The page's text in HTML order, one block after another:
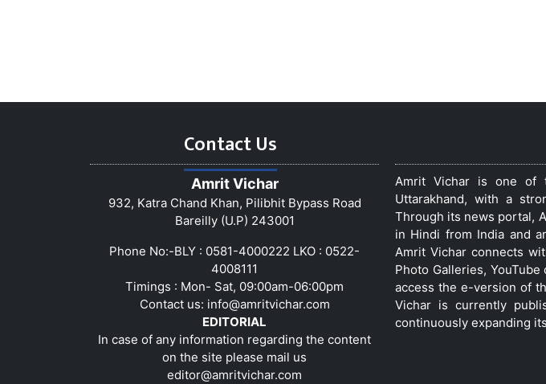
Contact Us
Amrit Vichar
932, Katra Chand Khan, Pilibhit Bypass Road
Bareilly (U.P) 243001
Phone No:-BLY : 0581-4000222 LKO : 0522-
4008111
Timings : Mon- Sat, 09:00am-06:00pm
Contact us: info@amritvichar.com
EDITORIAL
In case of any information regarding the content
on the site please mail us
editor@amritvichar.com
Amrit Vichar is one of
Uttarakhand, with a
Through its news portal,
in Hindi from India and
Amrit Vichar connects
Photo Galleries,
access the e-version of
Vichar is currently
continuously expanding